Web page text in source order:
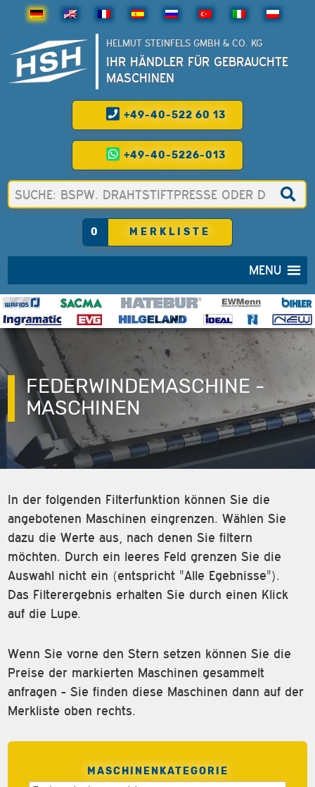
HELMUT STEINFELS GMBH & CO. KG
IHR HÄNDLER FÜR GEBRAUCHTE
MASCHINEN
+49-40-522 60 13
+49-40-5226-013
0 MERKLISTE
MENU
FEDERWINDEMASCHINE -
MASCHINEN
In der folgenden Filterfunktion können Sie die
angebotenen Maschinen eingrenzen. Wählen Sie
dazu die Werte aus, nach denen Sie filtern
möchten. Durch ein leeres Feld grenzen Sie die
Auswahl nicht ein (entspricht "Alle Egebnisse").
Das Filterergebnis erhalten Sie durch einen Klick
auf die Lupe.
Wenn Sie vorne den Stern setzen können Sie die
Preise der markierten Maschinen gesammelt
anfragen - Sie finden diese Maschinen dann auf der
Merkliste oben rechts.
MASCHINENKATEGORIE